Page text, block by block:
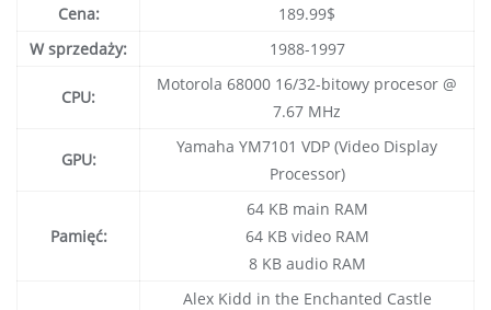
Cena:
189.99$
W sprzedaży:
1988-1997
CPU:
Motorola 68000 16/32-bitowy procesor @
7.67 MHz
GPU:
Yamaha YM7101 VDP (Video Display
Processor)
Pamięć:
64 KB main RAM
64 KB video RAM
8 KB audio RAM
Alex Kidd in the Enchanted Castle